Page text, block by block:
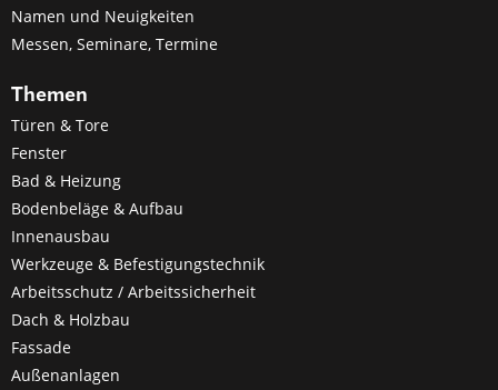
Namen und Neuigkeiten
Messen, Seminare, Termine
Themen
Türen & Tore
Fenster
Bad & Heizung
Bodenbeläge & Aufbau
Innenausbau
Werkzeuge & Befestigungstechnik
Arbeitsschutz / Arbeitssicherheit
Dach & Holzbau
Fassade
Außenanlagen